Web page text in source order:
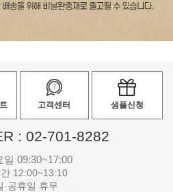
고객센터 샘플신청
: 02-701-8282
일 09:30~17:00
12:00~13:10
·공휴일 휴무